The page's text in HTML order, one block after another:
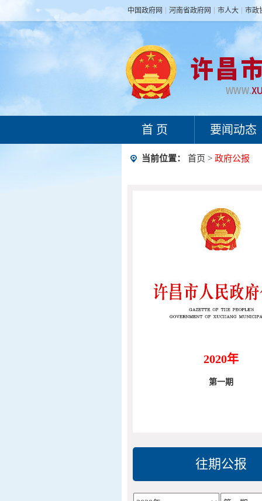
中国政府网 河南省政府网 市人大 市政
首 页 要闻动态
当前位置： 首页 > 政府公报
2020年
第一期
往期公报